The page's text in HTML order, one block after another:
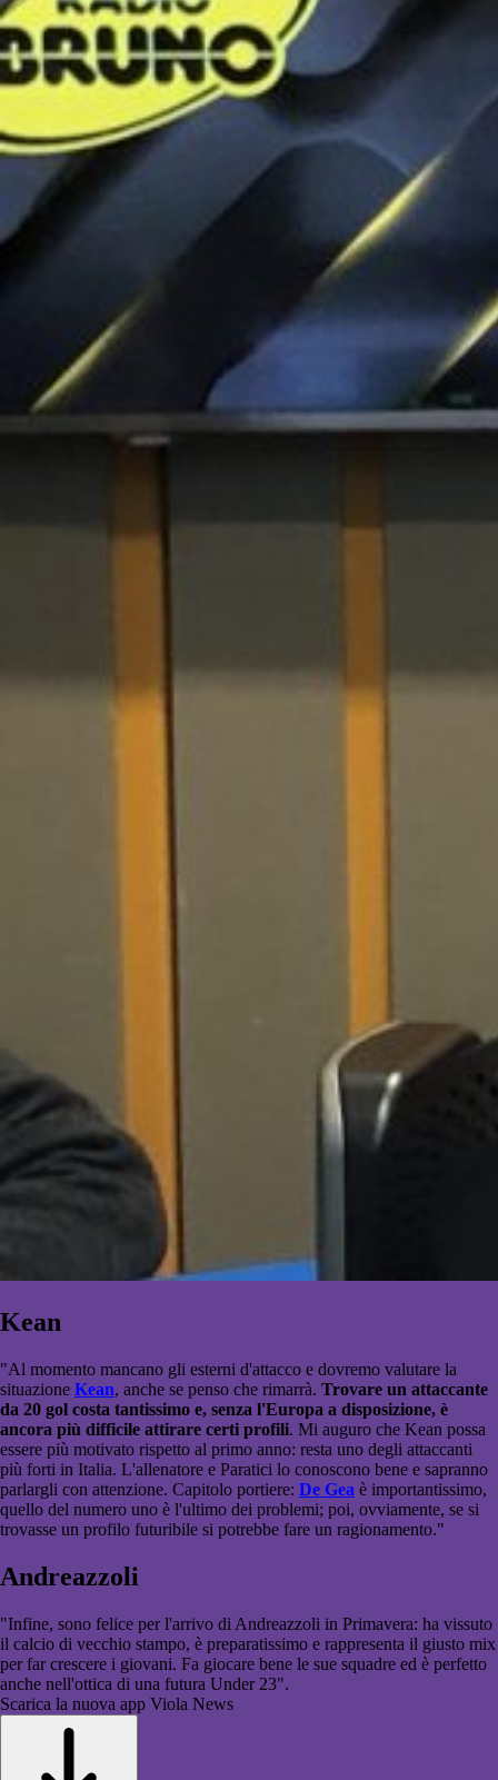
Kean
"Al momento mancano gli esterni d'attacco e dovremo valutare la
situazione Kean, anche se penso che rimarrà. Trovare un attaccante
da 20 gol costa tantissimo e, senza l'Europa a disposizione, è
ancora più difficile attirare certi profili. Mi auguro che Kean possa
essere più motivato rispetto al primo anno: resta uno degli attaccanti
più forti in Italia. L'allenatore e Paratici lo conoscono bene e sapranno
parlargli con attenzione. Capitolo portiere: De Gea è importantissimo,
quello del numero uno è l'ultimo dei problemi; poi, ovviamente, se si
trovasse un profilo futuribile si potrebbe fare un ragionamento."
Andreazzoli
"Infine, sono felice per l'arrivo di Andreazzoli in Primavera: ha vissuto
il calcio di vecchio stampo, è preparatissimo e rappresenta il giusto mix
per far crescere i giovani. Fa giocare bene le sue squadre ed è perfetto
anche nell'ottica di una futura Under 23".
Scarica la nuova app Viola News